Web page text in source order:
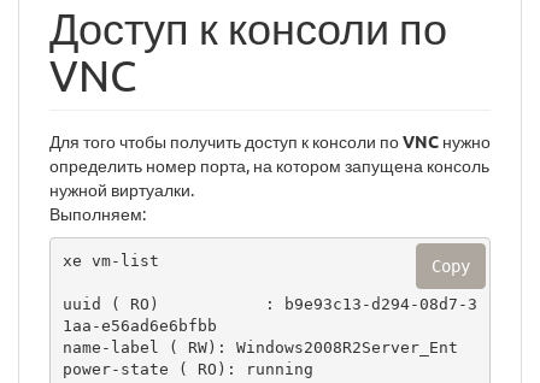
Доступ к консоли по
VNC
Для того чтобы получить доступ к консоли поVNC нужно
определить номер порта, на котором запущена консоль
нужной виртуалки.
Выполняем:
xe vm-list
uuid ( RO)           : b9e93c13-d294-08d7-3
1aa-e56ad6e6bfbb
name-label ( RW): Windows2008R2Server_Ent
power-state ( RO): running
Copy